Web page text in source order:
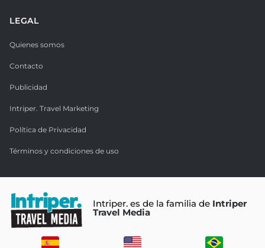
LEGAL
Quienes somos
Contacto
Publicidad
Intriper. Travel Marketing
Política de Privacidad
Términos y condiciones de uso
Intriper. es de la familia de Intriper
Travel Media